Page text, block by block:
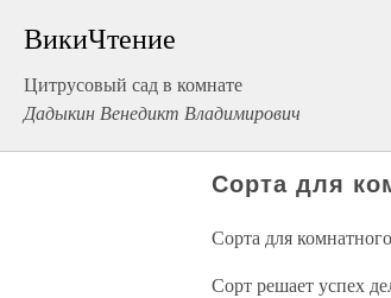
ВикиЧтение
Цитрусовый сад в комнате
Дадыкин Венедикт Владимирович
Сорта для
Сорта для
Сорт решает успех